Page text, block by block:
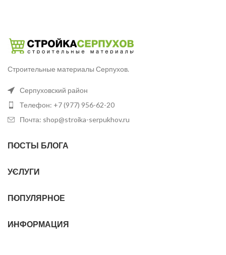
Строительные материалы Серпухов.
Серпуховский район
Телефон: +7 (977) 956-62-20
Почта: shop@stroika-serpukhov.ru
ПОСТЫ БЛОГА
УСЛУГИ
ПОПУЛЯРНОЕ
ИНФОРМАЦИЯ